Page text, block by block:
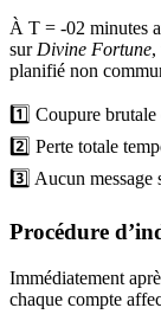
À T = -02 minutes
sur Divine Fortune,
planifié non
1️⃣ Coupure
2️⃣ Perte totale
3️⃣ Aucun message
Procédure
Immédiatement
chaque compte